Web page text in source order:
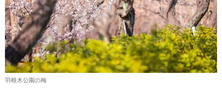
羽根木公園の梅